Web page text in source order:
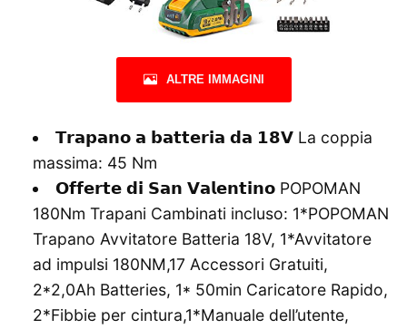
ALTRE IMMAGINI
𝗧𝗿𝗮𝗽𝗮𝗻𝗼 𝗮 𝗯𝗮𝘁𝘁𝗲𝗿𝗶𝗮 𝗱𝗮 𝟭𝟴𝗩 La coppia
massima: 45 Nm
𝗢𝗳𝗳𝗲𝗿𝘁𝗲 𝗱𝗶 𝗦𝗮𝗻 𝗩𝗮𝗹𝗲𝗻𝘁𝗶𝗻𝗼 POPOMAN
180Nm Trapani Cambinati incluso: 1*POPOMAN
Trapano Avvitatore Batteria 18V, 1*Avvitatore
ad impulsi 180NM,17 Accessori Gratuiti,
2*2,0Ah Batteries, 1* 50min Caricatore Rapido,
2*Fibbie per cintura,1*Manuale dell’utente,